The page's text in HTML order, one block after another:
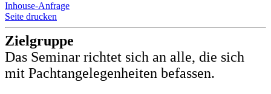
Inhouse-Anfrage
Seite drucken
Zielgruppe
Das Seminar richtet sich an alle, die sich
mit Pachtangelegenheiten befassen.